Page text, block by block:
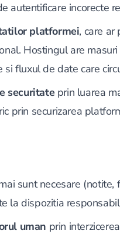
autentificare incorecte
platformei, care ar
Hostingul are
si fluxul de date care
securitateprin luarea
prin securizarea
sunt necesare (notite,
la dispozitia
uman prin